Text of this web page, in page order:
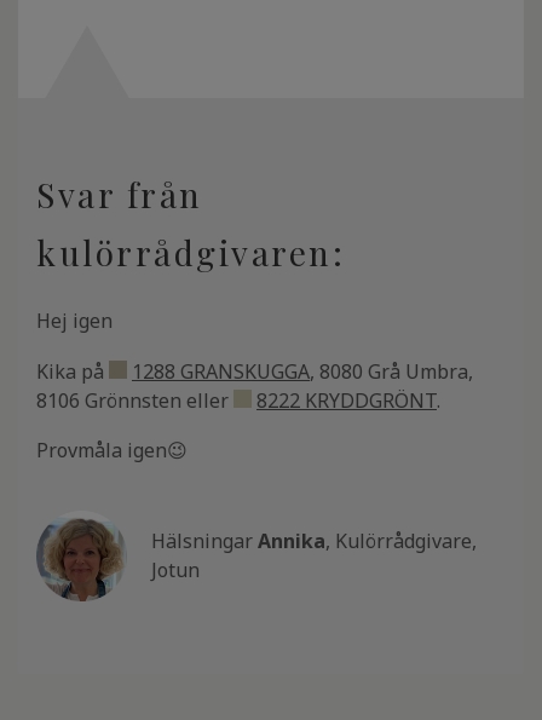
Svar från
kulörrådgivaren:
Hej igen
Kika på
1288 GRANSKUGGA, 8080 Grå Umbra,
8106 Grönnsten eller
8222 KRYDDGRÖNT.
Provmåla igen😉
HälsningarAnnika, Kulörrådgivare,
Jotun